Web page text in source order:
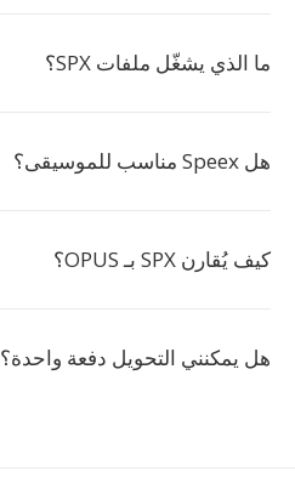
ما الذي يشغّل ملفات SPX؟
هل Speex مناسب للموسيقى؟
كيف يُقارن SPX بـ OPUS؟
هل يمكنني التحويل دفعة واحدة؟